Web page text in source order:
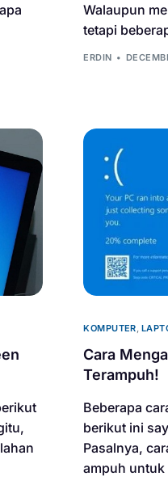
Walaupun
tetapi
ERDIN
KOMPUTER,
Cara
Terampuh!
Beberapa
berikut ini
Pasalnya,
ampuh